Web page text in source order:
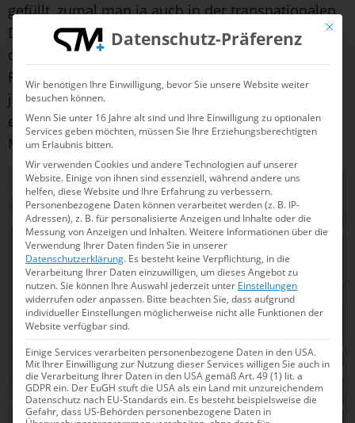
gefüllt, zumal man ja auch in der transnationalen
Donau-Liga erstmals triumphierte. Stolz sein
dürfen trotz der Niederlage aber auch die
Finalgegnerinnen aus Esslingen: Mit einem sehr
jungen Team hatte der SSV in dieser Spielzeit
erstmals die Endspiele um die Deutsche
Meisterschaft erreicht.
Mit
Datenschutz-Präferenz
Wir benötigen Ihre Einwilligung, bevor Sie unsere Website weiter
besuchen können.
Wenn Sie unter 16 Jahre alt sind und Ihre Einwilligung zu optionalen
Services geben möchten, müssen Sie Ihre Erziehungsberechtigten
um Erlaubnis bitten.
Wir verwenden Cookies und andere Technologien auf unserer
Website. Einige von ihnen sind essenziell, während andere uns
helfen, diese Website und Ihre Erfahrung zu verbessern.
Personenbezogene Daten können verarbeitet werden (z. B. IP-
Adressen), z. B. für personalisierte Anzeigen und Inhalte oder die
Messung von Anzeigen und Inhalten.Weitere Informationen über die
Verwendung Ihrer Daten finden Sie in unserer
Datenschutzerklärung. Es besteht keine Verpflichtung, in die
Verarbeitung Ihrer Daten einzuwilligen, um dieses Angebot zu
nutzen.Sie können Ihre Auswahl jederzeit unter Einstellungen
widerrufen oder anpassen. Bitte beachten Sie, dass aufgrund
individueller Einstellungen möglicherweise nicht alle Funktionen der
Website verfügbar sind.
Einige Services verarbeiten personenbezogene Daten in den USA.
Mit Ihrer Einwilligung zur Nutzung dieser Services willigen Sie auch in
die Verarbeitung Ihrer Daten in den USA gemäß Art. 49 (1) lit. a
GDPR ein. Der EuGH stuft die USA als ein Land mit unzureichendem
Datenschutz nach EU-Standards ein. Es besteht beispielsweise die
Gefahr, dass US-Behörden personenbezogene Daten in